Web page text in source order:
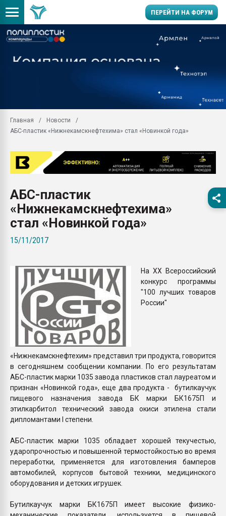
ПЕРЕЙТИ НА ФОРУМ
производство SPC
заводу пластмасс"
Подмосковье, Москва
28.07.2026
28.07.2026
ПЕРЕЙТИ НА
Главная
Новости
АБС-пластик «Нижнекамскнефтехима» стал «Новинкой года»
АБС-пластик
«Нижнекамскнефтехима»
стал «Новинкой года»
15/11/2017
На XX Всероссийский
конкурс программы
"100 лучших товаров
России"
«Нижнекамскнефтехим» представил три продукта, говорится
в сегодняшнем сообщении компании. По его результатам
АБС-пластик марки 1035 завода пластиков стал лауреатом и
признан «Новинкой года», еще два продукта - бутилкаучук
пищевого назначения завода БК марки БК1675П и
этилкарбитол технический завода окиси этилена стали
дипломантами I степени.
АБС-пластик марки 1035 обладает хорошей текучестью,
ударопрочностью и повышенной термостойкостью во время
переработки, применяется для изготовления бамперов
автомобилей, корпусов бытовой техники, медицинского
оборудования и детских игрушек.
Бутилкаучук марки БК1675П имеет высокие физико-